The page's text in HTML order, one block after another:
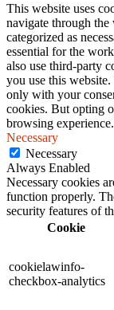
This website uses
navigate through the
categorized as
essential for the
also use third-party
you use this
only with your
cookies. But opting
browsing experience.
Necessary
Necessary
Always Enabled
Necessary cookies
function properly.
security features of
Cookie
cookielawinfo-
checkbox-analytics